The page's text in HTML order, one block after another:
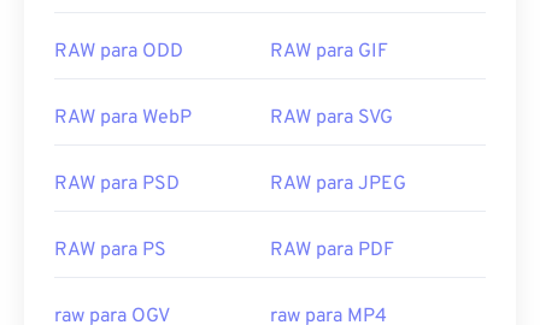
00 00
00 00
RAW para ODD RAW para GIF
RAW para WebP RAW para SVG
RAW para PSD RAW para JPEG
RAW para PS RAW para PDF
raw para OGV raw para MP4